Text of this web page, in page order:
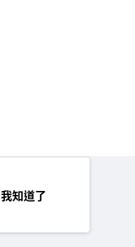
我知道了